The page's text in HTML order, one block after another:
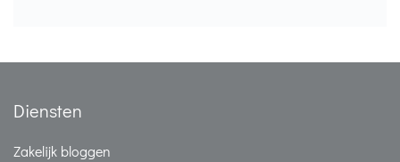
Diensten
Zakelijk bloggen